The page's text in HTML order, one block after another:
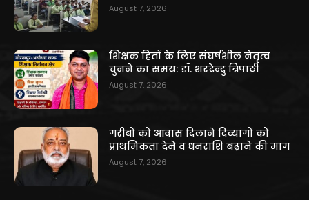
August 7, 2026
शिक्षक हितों के लिए संघर्षशील नेतृत्व
चुनने का समय: डॉ. शरदेन्दु त्रिपाठी
August 7, 2026
गरीबों को आवास दिलाने दिव्यांगों को
प्राथमिकता देने व धनराशि बढ़ाने की मांग
August 7, 2026